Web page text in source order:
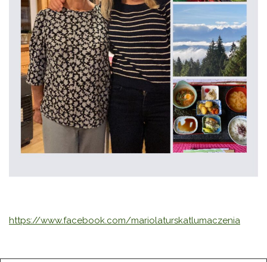
https://www.facebook.com/mariolaturskatlumaczenia